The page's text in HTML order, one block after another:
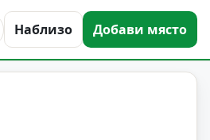
Наблизо Добави място
Асеновград Област: Пловдив